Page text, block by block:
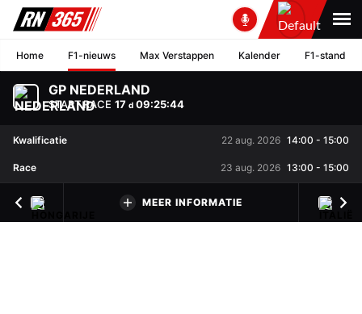
Home F1-nieuws Max Verstappen Kalender F1-stand
GP NEDERLAND
START RACE 17 d 09:25:43
Kwalificatie 22 aug. 2026 14:00 - 15:00
Race 23 aug. 2026 13:00 - 15:00
MEER INFORMATIE